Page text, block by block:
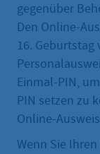
gegenüber
Den Online-
16. Geburtstag
Einmal-PIN,
PIN setzen zu
Online-
Wenn Sie